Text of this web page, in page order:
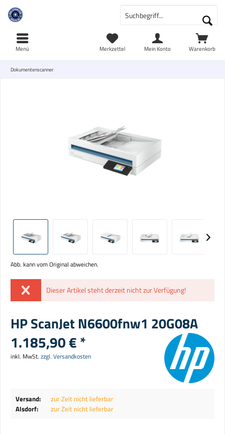
Warenkorb
Merkzettel Mein Konto
Menü
Dokumentenscanner
Abb. kann vom Original abweichen.
Dieser Artikel steht derzeit nicht zur Verfügung!
HP ScanJet N6600fnw1 20G08A
1.185,90 € *
inkl. MwSt. zzgl. Versandkosten
Versand:
zur Zeit nicht lieferbar
Alsdorf:
zur Zeit nicht lieferbar